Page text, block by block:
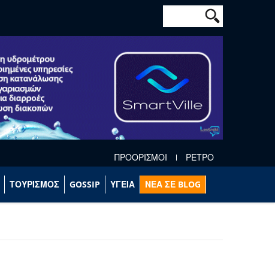
Φόρμα
Αναζήτηση
ΠΡΟΟΡΙΣΜΟΙ ΡΕΤΡΟ
ΤΟΥΡΙΣΜΟΣ GOSSIP ΥΓΕΙΑ ΝΕΑ ΣΕ BLOG